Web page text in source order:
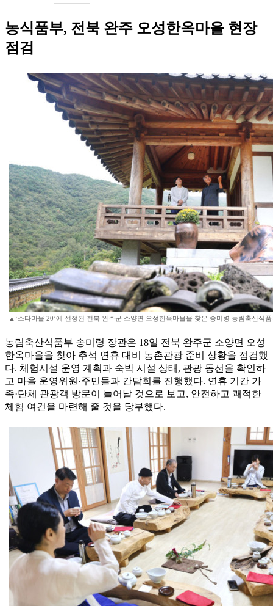
농식품부, 전북 완주 오성한옥마을 현장
점검
▲‘스타마을 20’에 선정된 전북 완주군 소양면 오성한옥마을을 찾은 송미령 농림축산식
농림축산식품부 송미령 장관은 18일 전북 완주군 소양면 오성
한옥마을을 찾아 추석 연휴 대비 농촌관광 준비 상황을 점검했
다. 체험시설 운영 계획과 숙박 시설 상태, 관광 동선을 확인하
고 마을 운영위원·주민들과 간담회를 진행했다. 연휴 기간 가
족·단체 관광객 방문이 늘어날 것으로 보고, 안전하고 쾌적한
체험 여건을 마련해 줄 것을 당부했다.